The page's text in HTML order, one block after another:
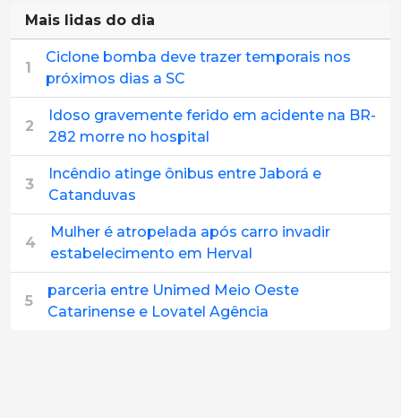
Mais lidas do dia
1
Ciclone bomba deve trazer temporais nos
próximos dias a SC
2
Idoso gravemente ferido em acidente na BR-
282 morre no hospital
3
Incêndio atinge ônibus entre Jaborá e
Catanduvas
4
Mulher é atropelada após carro invadir
estabelecimento em Herval
5
parceria entre Unimed Meio Oeste
Catarinense e Lovatel Agência